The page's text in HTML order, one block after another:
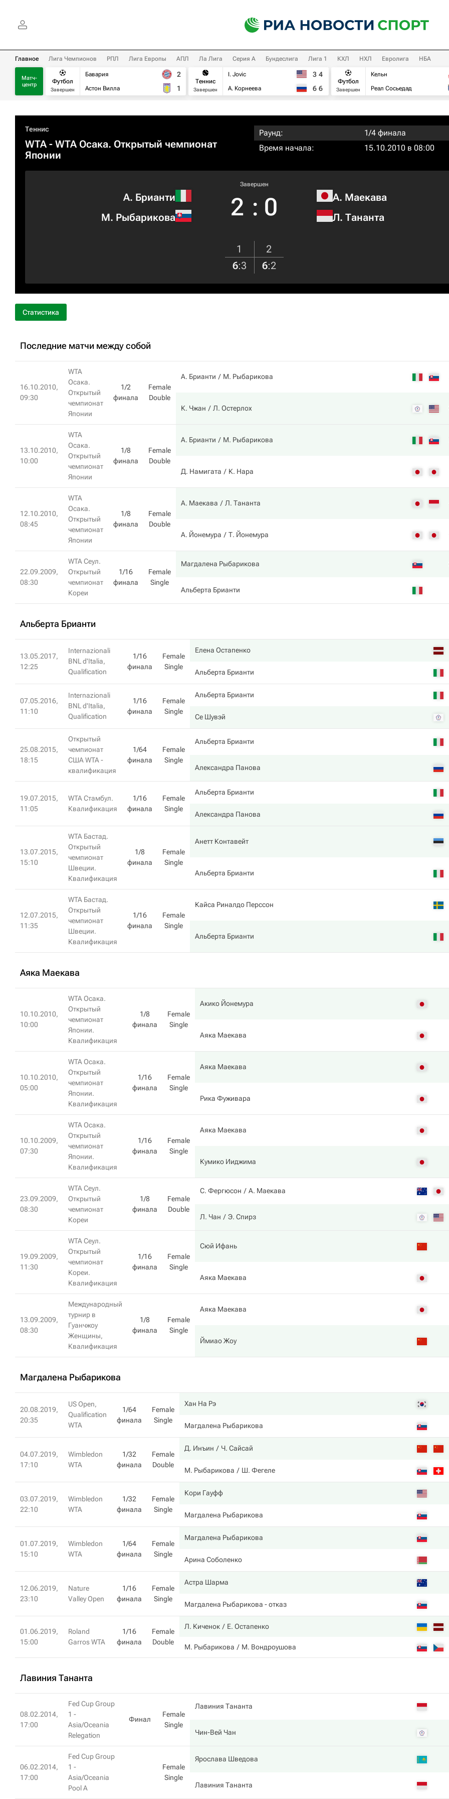
Главное Лига Чемпионов РПЛ Лига Европы АПЛ Ла Лига Серия А Бундеслига Лига 1 КХЛ НХЛ Евролига НБА
Матч-
центр
Футбол
Завершен
Бавария
Астон Вилла
2
1
Теннис
Завершен
I. Jovic
А. Корнеева
3 4
6 6
Футбол
Завершен
Кельн
Реал Сосьедад
Теннис
WTA- WTA Осака. Открытый чемпионат
Японии
Раунд:
1/4 финала
Время начала:
15.10.2010 в 08:00
А. Брианти
М. Рыбарикова
Завершен
2 : 0
А. Маекава
Л. Тананта
1
2
6:3 6:2
Статистика
Последние матчи между собой
16.10.2010,
09:30
WTA
Осака.
Открытый
чемпионат
Японии
1/2
финала
Female
Double
А. Брианти М. Рыбарикова
К. Чжан Л. Остерлох
13.10.2010,
10:00
WTA
Осака.
Открытый
чемпионат
Японии
1/8
финала
Female
Double
А. Брианти М. Рыбарикова
Д. Намигата К. Нара
12.10.2010,
08:45
WTA
Осака.
Открытый
чемпионат
Японии
1/8
финала
Female
Double
А. Маекава Л. Тананта
А. Йонемура Т. Йонемура
22.09.2009,
08:30
WTA Сеул.
Открытый
чемпионат
Кореи
1/16
финала
Female
Single
Магдалена Рыбарикова
Альберта Брианти
Альберта Брианти
13.05.2017,
12:25
Internazionali
BNL d'Italia,
Qualification
1/16
финала
Female
Single
Елена Остапенко
Альберта Брианти
07.05.2016,
11:10
Internazionali
BNL d'Italia,
Qualification
1/16
финала
Female
Single
Альберта Брианти
Се Шувэй
25.08.2015,
18:15
Открытый
чемпионат
США WTA -
квалификация
1/64
финала
Female
Single
Альберта Брианти
Александра Панова
19.07.2015,
11:05
WTA Стамбул.
Квалификация
1/16
финала
Female
Single
Альберта Брианти
Александра Панова
13.07.2015,
15:10
WTA Бастад.
Открытый
чемпионат
Швеции.
Квалификация
1/8
финала
Female
Single
Анетт Контавейт
Альберта Брианти
12.07.2015,
11:35
WTA Бастад.
Открытый
чемпионат
Швеции.
Квалификация
1/16
финала
Female
Single
Кайса Риналдо Перссон
Альберта Брианти
Аяка Маекава
10.10.2010,
10:00
WTA Осака.
Открытый
чемпионат
Японии.
Квалификация
1/8
финала
Female
Single
Акико Йонемура
Аяка Маекава
10.10.2010,
05:00
WTA Осака.
Открытый
чемпионат
Японии.
Квалификация
1/16
финала
Female
Single
Аяка Маекава
Рика Фуживара
10.10.2009,
07:30
WTA Осака.
Открытый
чемпионат
Японии.
Квалификация
1/16
финала
Female
Single
Аяка Маекава
Кумико Ииджима
23.09.2009,
08:30
WTA Сеул.
Открытый
чемпионат
Кореи
1/8
финала
Female
Double
С. Фергюсон А. Маекава
Л. Чан Э. Спирз
19.09.2009,
11:30
WTA Сеул.
Открытый
чемпионат
Кореи.
Квалификация
1/16
финала
Female
Single
Сюй Ифань
Аяка Маекава
13.09.2009,
08:30
Международный
турнир в
Гуанчжоу
Женщины,
Квалификация
1/8
финала
Female
Single
Аяка Маекава
Ймиао Жоу
Магдалена Рыбарикова
20.08.2019,
20:35
US Open,
Qualification
WTA
1/64
финала
Female
Single
Хан На Рэ
Магдалена Рыбарикова
04.07.2019,
17:10
Wimbledon
WTA
1/32
финала
Female
Double
Д. Инъин Ч. Сайсай
М. Рыбарикова Ш. Фегеле
03.07.2019,
22:10
Wimbledon
WTA
1/32
финала
Female
Single
Кори Гауфф
Магдалена Рыбарикова
01.07.2019,
15:10
Wimbledon
WTA
1/64
финала
Female
Single
Магдалена Рыбарикова
Арина Соболенко
12.06.2019,
23:10
Nature
Valley Open
1/16
финала
Female
Single
Астра Шарма
Магдалена Рыбарикова - отказ
01.06.2019,
15:00
Roland
Garros WTA
1/16
финала
Female
Double
Л. Киченок Е. Остапенко
М. Рыбарикова М. Вондроушова
Лавиния Тананта
08.02.2014,
17:00
Fed Cup Group
1 -
Asia/Oceania
Relegation
Финал
Female
Single
Лавиния Тананта
Чин-Вей Чан
06.02.2014,
17:00
Fed Cup Group
1 -
Asia/Oceania
Pool A
Female
Single
Ярослава Шведова
Лавиния Тананта